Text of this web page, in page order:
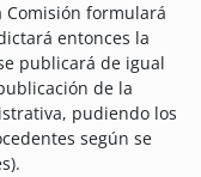
Comisión formulará
entonces la
publicará de igual
de la
pudiendo los
según se